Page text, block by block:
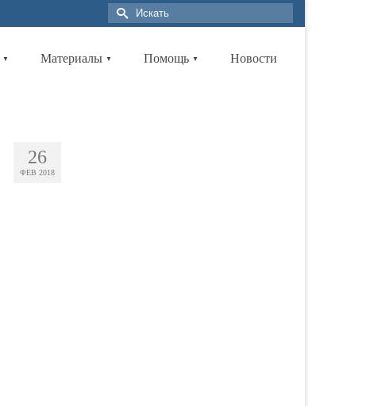
▼ Материалы ▼ Помощь ▼ Новости
26
ФЕВ 2018